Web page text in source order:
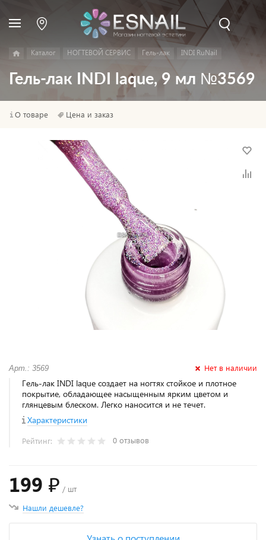
Каталог НОГТЕВОЙ СЕРВИС Гель-лак INDI RuNail
Гель-лак INDI laque, 9 мл №3569
О товаре Цена и заказ
Арт.: 3569 Нет в наличии
Гель-лак INDI laque создает на ногтях стойкое и плотное
покрытие, обладающее насыщенным ярким цветом и
глянцевым блеском. Легко наносится и не течет.
Характеристики
Рейтинг: 0 отзывов
199 ₽ / шт
Нашли дешевле?